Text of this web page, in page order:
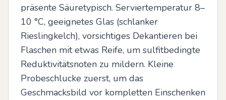
präsente Säuretypisch. Serviertemperatur 8–
10 °C, geeignetes Glas (schlanker
Rieslingkelch), vorsichtiges Dekantieren bei
Flaschen mit etwas Reife, um sulfitbedingte
Reduktivitätsnoten zu mildern. Kleine
Probeschlucke zuerst, um das
Geschmacksbild vor kompletten Einschenken